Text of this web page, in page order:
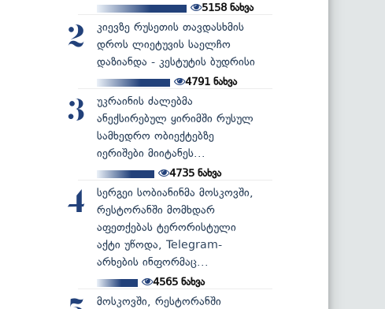
5158 ნახვა
2
კიევზე რუსეთის თავდასხმის
დროს ლიეტუვის საელჩო
დაზიანდა - კესტუტის ბუდრისი
4791 ნახვა
3
უკრაინის ძალებმა
ანექსირებულ ყირიმში რუსულ
სამხედრო ობიექტებზე
იერიშები მიიტანეს...
4735ნახვა
4
სერგეი სობიანინმა მოსკოვში,
რესტორანში მომხდარ
აფეთქებას ტერორისტული
აქტი უწოდა, Telegram-
არხების ინფორმაც...
4565ნახვა
მოსკოვში, რესტორანში